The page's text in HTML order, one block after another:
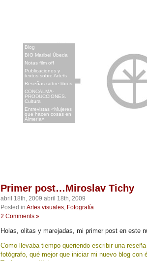
Blog
BIO Maribel Úbeda
Notas film off
Publicaciones y
textos sobre Arte/s
Reseñas sobre libros
CONCALMA-
PRODUCCIONES.
Cultura
Entrevistas «Mujeres
que hacen cosas en
Almería»
Primer post…Miroslav Tichy
abril 18th, 2009 abril 18th, 2009
Posted in Artes visuales Fotografía
2 Comments »
Holas, olitas y marejadas, mi primer post en este
Como llevaba tiempo queriendo escribir una
fotógrafo, qué mejor que iniciar mi nuevo blog